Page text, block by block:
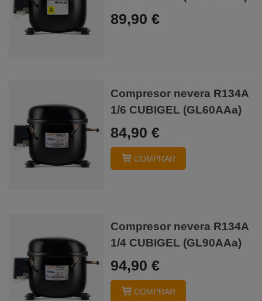
89,90 €
Compresor nevera R134A
1/6 CUBIGEL (GL60AAa)
84,90 €
COMPRAR
Compresor nevera R134A
1/4 CUBIGEL (GL90AAa)
94,90 €
COMPRAR